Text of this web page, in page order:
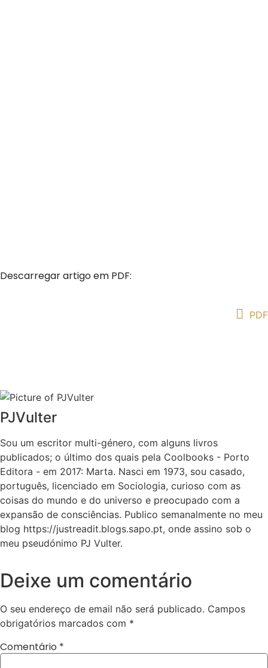
Descarregar artigo em PDF:
PDF
PJVulter
Sou um escritor multi-género, com alguns livros
publicados; o último dos quais pela Coolbooks - Porto
Editora - em 2017: Marta. Nasci em 1973, sou casado,
português, licenciado em Sociologia, curioso com as
coisas do mundo e do universo e preocupado com a
expansão de consciências. Publico semanalmente no meu
blog https://justreadit.blogs.sapo.pt, onde assino sob o
meu pseudónimo PJ Vulter.
Deixe um comentário
O seu endereço de email não será publicado. Campos
obrigatórios marcados com *
Comentário *